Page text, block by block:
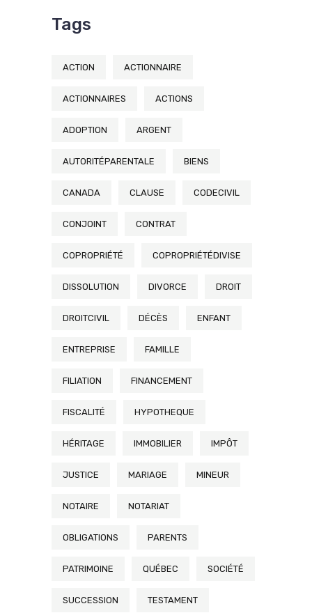
Tags
ACTION ACTIONNAIRE
ACTIONNAIRES ACTIONS
ADOPTION ARGENT
AUTORITÉPARENTALE BIENS
CANADA CLAUSE CODECIVIL
CONJOINT CONTRAT
COPROPRIÉTÉ COPROPRIÉTÉDIVISE
DISSOLUTION DIVORCE DROIT
DROITCIVIL DÉCÈS ENFANT
ENTREPRISE FAMILLE
FILIATION FINANCEMENT
FISCALITÉ HYPOTHEQUE
HÉRITAGE IMMOBILIER IMPÔT
JUSTICE MARIAGE MINEUR
NOTAIRE NOTARIAT
OBLIGATIONS PARENTS
PATRIMOINE QUÉBEC SOCIÉTÉ
SUCCESSION TESTAMENT